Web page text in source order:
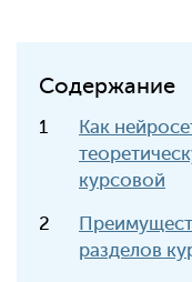
Содержание
Как
курсовой
разделов